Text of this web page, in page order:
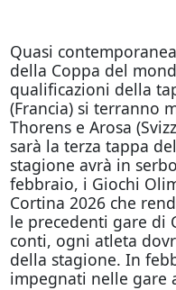
Quasi
della Coppa del
qualificazioni della
(Francia) si terranno
Thorens e Arosa
sarà la terza tappa
stagione avrà in
febbraio, i Giochi
Cortina 2026 che
le precedenti gare di
conti, ogni atleta
della stagione. In
impegnati nelle gare